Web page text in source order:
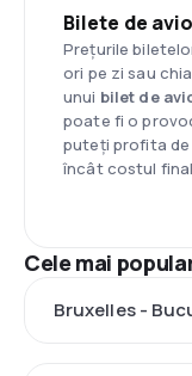
Bilete de
Prețurile
ori pe zi sau
unui bilet de
poate fi o
puteți profita
încât costul
Cele mai
Bruxelles -